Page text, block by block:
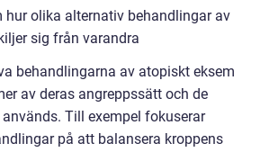
hur olika alternativ behandlingar av
sig från varandra
behandlingarna av atopiskt eksem
av deras angreppssätt och de
Till exempel fokuserar
på att balansera kroppens